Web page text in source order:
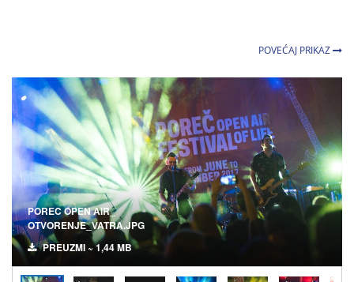
POVEĆAJ PRIKAZ
POREC OPEN AIR_
OTVORENJE_VATRA.JPG
PREUZMI ~ 1,44 MB